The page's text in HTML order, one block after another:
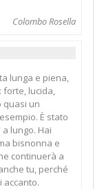
Colombo Rosella
lunga e piena,
forte, lucida,
quasi un
È stato
lungo. Hai
bisnonna e
continuerà a
tu, perché
accanto.